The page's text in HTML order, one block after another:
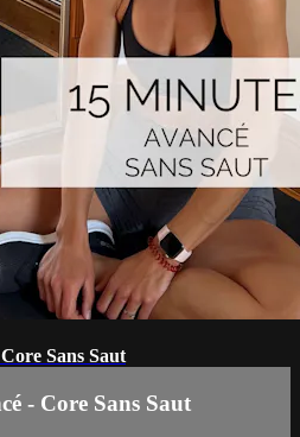
Sans Saut
- Core Sans Saut